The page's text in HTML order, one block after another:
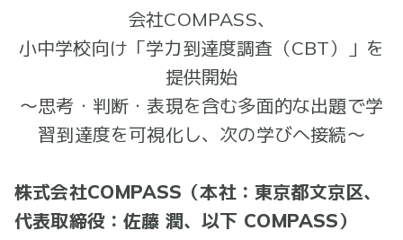
会社COMPASS、
小中学校向け「学力到達度調査（CBT）」を
提供開始
～思考・判断・表現を含む多面的な出題で学
習到達度を可視化し、次の学びへ接続～
株式会社COMPASS（本社：東京都文京区、
代表取締役：佐藤 潤、以下 COMPASS）